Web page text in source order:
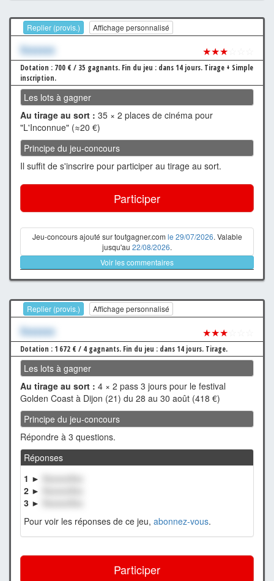
Replier (provis.) Affichage personnalisé
Xxxxxxx ★★★
Dotation : 700 € / 35 gagnants. Fin du jeu : dans 14 jours. Tirage + Simple
inscription.
Les lots à gagner
Au tirage au sort : 35 × 2 places de cinéma pour
"L'Inconnue" (≈20 €)
Principe du jeu-concours
Il suffit de s'inscrire pour participer au tirage au sort.
Participer
Jeu-concours ajouté sur toutgagner.com le 29/07/2026. Valable
jusqu'au 22/08/2026.
Voir les commentaires
Replier (provis.) Affichage personnalisé
Xxxxxxx ★★★
Dotation : 1 672 € / 4 gagnants. Fin du jeu : dans 14 jours. Tirage.
Les lots à gagner
Au tirage au sort : 4 × 2 pass 3 jours pour le festival
Golden Coast à Dijon (21) du 28 au 30 août (418 €)
Principe du jeu-concours
Répondre à 3 questions.
Réponses
1 ►
XxxxxxXxx
2 ►
3 ►
Pour voir les réponses de ce jeu, abonnez-vous.
Participer